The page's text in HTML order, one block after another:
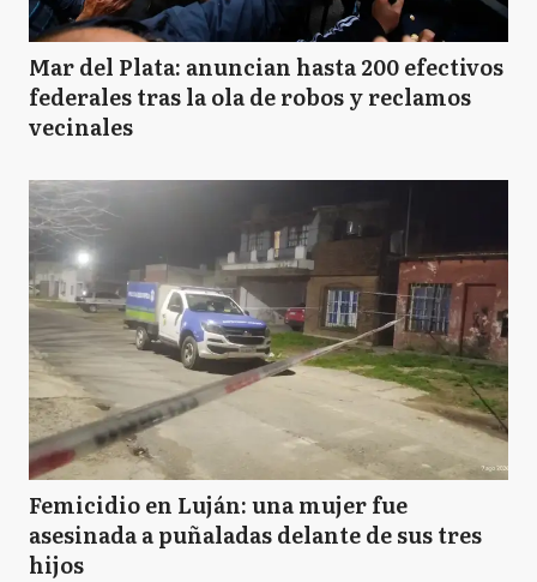
Mar del Plata: anuncian hasta 200 efectivos
federales tras la ola de robos y reclamos
vecinales
Femicidio en Luján: una mujer fue
asesinada a puñaladas delante de sus tres
hijos